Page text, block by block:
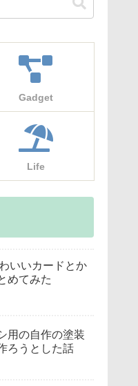
Gadget
Life
いいカードとか
めてみた
用の自作の塗装
ろうとした話